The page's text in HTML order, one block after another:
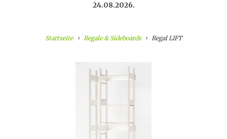
24.08.2026.
Startseite Regale & Sideboards Regal LIFT